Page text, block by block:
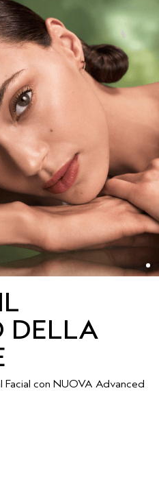
DELLA
Facial con NUOVA Advanced